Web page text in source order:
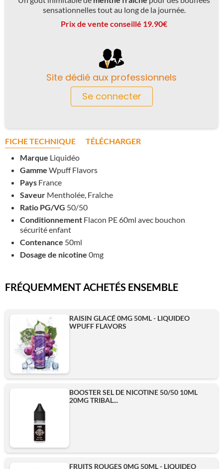
sensationnelles tout au long de la journée.
Prix de vente conseillé 19.90€
Site dédié aux professionnels
Se connecter
FICHE TECHNIQUE
TÉLÉCHARGER
Marque Liquidéo
Gamme Wpuff Flavors
Pays France
Saveur Mentholée, Fraîche
Ratio PG/VG 50/50
Conditionnement Flacon PE 60ml avec bouchon
sécurité enfant
Contenance 50ml
Dosage de nicotine 0mg
FRÉQUEMMENT ACHETÉS ENSEMBLE
RAISIN GLACÉ 0MG 50ML - LIQUIDEO
WPUFF FLAVORS
BOOSTER SEL DE NICOTINE 50/50 10ML
20MG TRIBAL...
FRUITS ROUGES 0MG 50ML - LIQUIDEO